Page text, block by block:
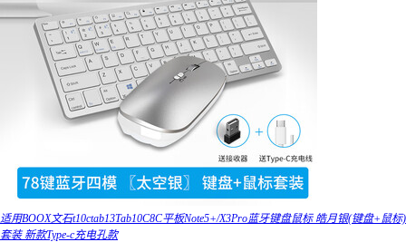
适用BOOX文石t10ctab13Tab10C8C平板Note5+/X3Pro蓝牙键盘鼠标 皓月银(键盘+鼠标)
套装 新款Type-c充电孔款